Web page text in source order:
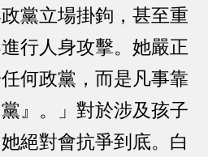
黨立場掛鉤，甚至重
行人身攻擊。她嚴正
何政黨，而是凡事靠
』。」對於涉及孩子
絕對會抗爭到底。白